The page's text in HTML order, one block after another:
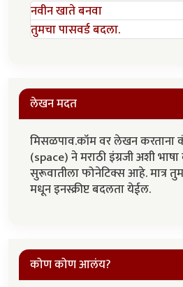
नवीन खाते बनवा
तुमचा पासवर्ड बदला.
लेखन मदत
मिसळपाव.कॉम वर लेखन करताना
(space) ने मराठी इंग्रजी अशी
सुरूवातीला फोनेटिक्स आहे. मात्र
मधून इनस्क्रीप्ट बदलता येईल.
कोण कोण आलंय?